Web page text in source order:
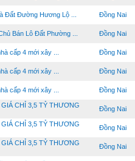
Đất Đường Hương Lộ ... Đồng Nai
Bán Lô Đất Phường ... Đồng Nai
cấp 4 mới xây ... Đồng Nai
cấp 4 mới xây ... Đồng Nai
cấp 4 mới xây ... Đồng Nai
CHỈ 3,5 TỶ THƯƠNG
Đồng Nai
CHỈ 3,5 TỶ THƯƠNG
Đồng Nai
CHỈ 3,5 TỶ THƯƠNG
Đồng Nai